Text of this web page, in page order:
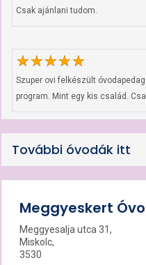
Csak ajánlani tudom.
Szuper ovi felkészült
program. Mint egy kis család.
További óvodák itt
Meggyeskert
Meggyesalja utca 31,
Miskolc,
3530